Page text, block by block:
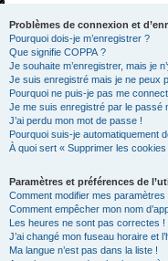
Problèmes de connexion et
Pourquoi dois-je m’enregistrer ?
Que signifie COPPA ?
Je souhaite m’enregistrer, mais je
Je suis enregistré mais je ne peux
Pourquoi ne puis-je pas me
Je me suis enregistré par le passé
J’ai perdu mon mot de passe !
Pourquoi suis-je automatiquement
À quoi sert « Supprimer les cookies
Paramètres et préférences de
Comment modifier mes paramètres
Comment empêcher mon nom
Les heures ne sont pas correctes !
J’ai changé mon fuseau horaire et
Ma langue n’est pas dans la liste !